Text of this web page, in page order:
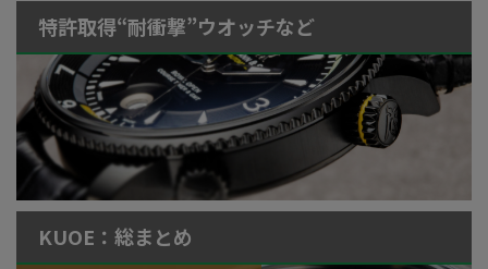
特許取得“耐衝撃”ウオッチなど
KUOE：総まとめ